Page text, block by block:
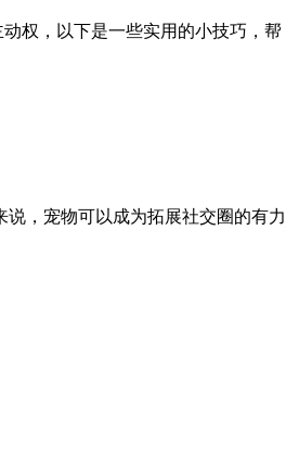
权，以下是一些实用的小技巧，帮
，宠物可以成为拓展社交圈的有力